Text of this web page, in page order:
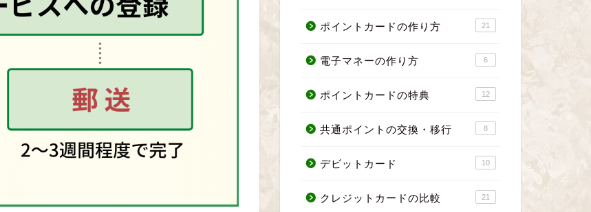
ポイントカードの作り方 21
電子マネーの作り方 6
ポイントカードの特典 12
共通ポイントの交換・移行 8
デビットカード 10
クレジットカードの比較 21